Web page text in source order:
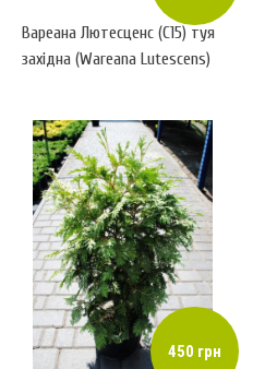
Вареана Лютесценс (С15) туя
західна (Wareana Lutescеns)
450 грн